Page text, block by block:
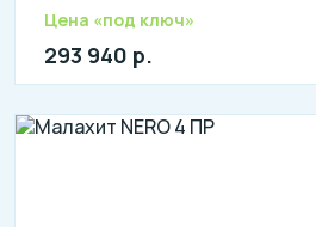
литров в сутки: 3000
Цена «под ключ»
293 940 р.